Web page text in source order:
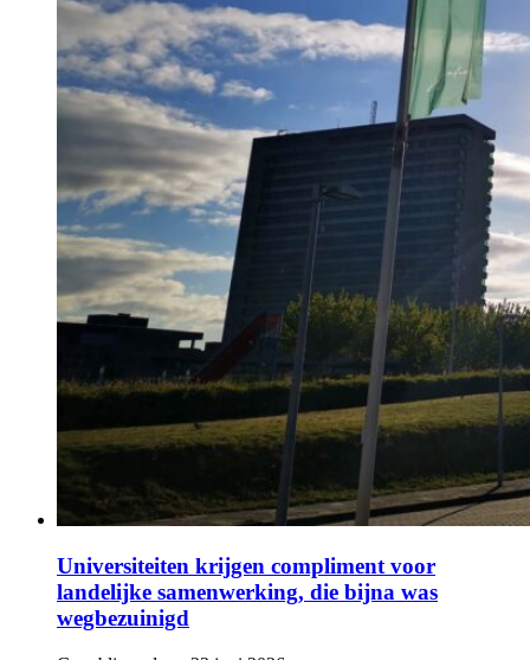
Universiteiten krijgen compliment voor
landelijke samenwerking, die bijna was
wegbezuinigd